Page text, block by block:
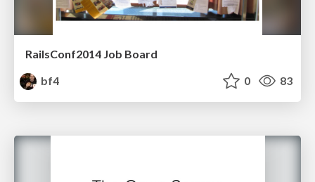
RailsConf2014 Job Board
bf4
0 83